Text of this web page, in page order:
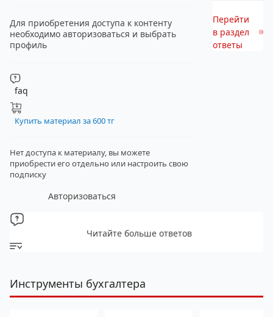
Для приобретения доступа к контенту
необходимо авторизоваться и выбрать
профиль
faq
Купить материал за 600 тг
Нет доступа к материалу, вы можете
приобрести его отдельно или настроить свою
подписку
Авторизоваться
Перейти
в раздел
ответы
Читайте больше ответов
Инструменты бухгалтера